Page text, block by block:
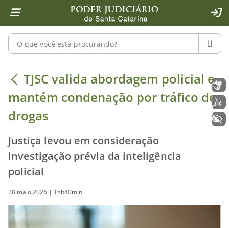
1 Ir para o conteúdo
2 Ir para a ferramenta de acessibilidade - Rybená
4 Ir para o menu principal
5 Ir para a pesquisa
6 Ir para o rodapé
7 Ir para a página inicial
Pesquisar no portal
TJSC valida abordagem policial e
TJSC valida abordagem policial e
mantém condenação por tráfico de
drogas
Justiça levou em consideração
investigação prévia da inteligência
policial
28 maio 2026 | 18h40min
Libras
Voz